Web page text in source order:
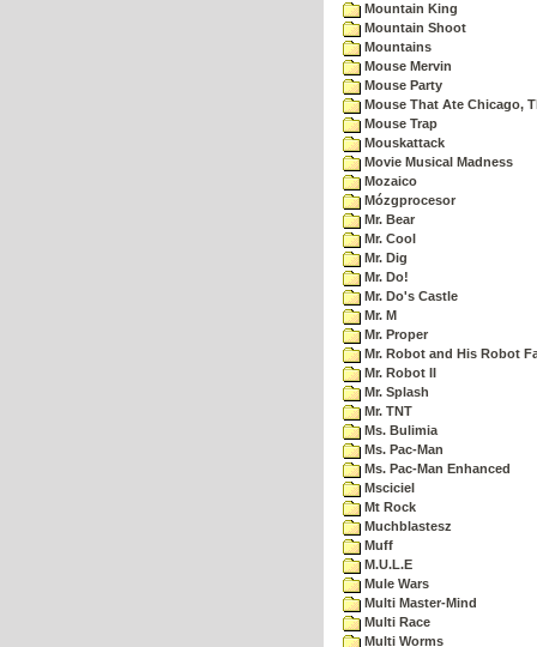
Mountain King
Mountain Shoot
Mountains
Mouse Mervin
Mouse Party
Mouse That Ate Chicago,
Mouse Trap
Mouskattack
Movie Musical Madness
Mozaico
Mózgprocesor
Mr. Bear
Mr. Cool
Mr. Dig
Mr. Do!
Mr. Do's Castle
Mr. M
Mr. Proper
Mr. Robot and His Robot
Mr. Robot II
Mr. Splash
Mr. TNT
Ms. Bulimia
Ms. Pac-Man
Ms. Pac-Man Enhanced
Msciciel
Mt Rock
Muchblastesz
Muff
M.U.L.E
Mule Wars
Multi Master-Mind
Multi Race
Multi Worms